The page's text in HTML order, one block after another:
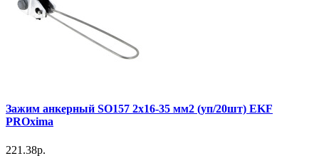
Зажим анкерный SO157 2x16-35 мм2 (уп/20шт) EKF
PROxima
221.38р.